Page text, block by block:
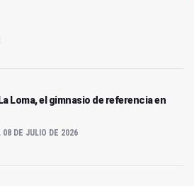
Loma, el gimnasio de referencia en
08 DE JULIO DE 2026